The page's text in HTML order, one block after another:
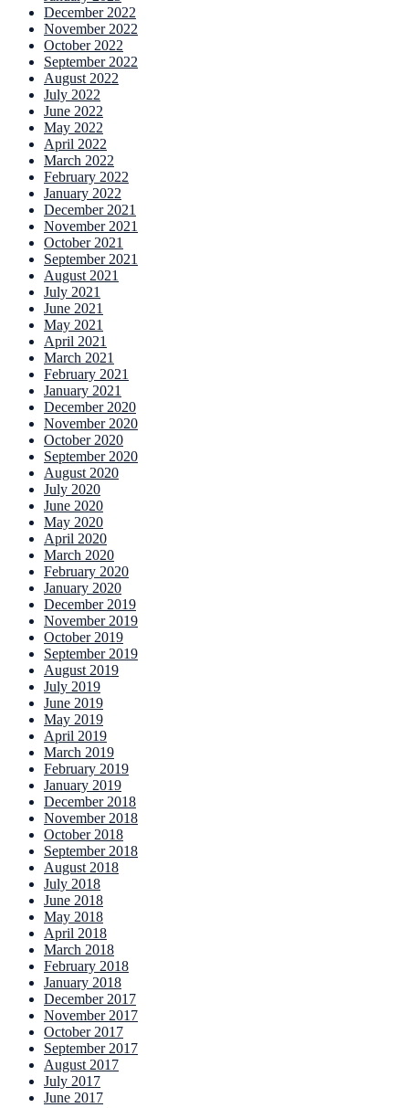
December 2022
November 2022
October 2022
September 2022
August 2022
July 2022
June 2022
May 2022
April 2022
March 2022
February 2022
January 2022
December 2021
November 2021
October 2021
September 2021
August 2021
July 2021
June 2021
May 2021
April 2021
March 2021
February 2021
January 2021
December 2020
November 2020
October 2020
September 2020
August 2020
July 2020
June 2020
May 2020
April 2020
March 2020
February 2020
January 2020
December 2019
November 2019
October 2019
September 2019
August 2019
July 2019
June 2019
May 2019
April 2019
March 2019
February 2019
January 2019
December 2018
November 2018
October 2018
September 2018
August 2018
July 2018
June 2018
May 2018
April 2018
March 2018
February 2018
January 2018
December 2017
November 2017
October 2017
September 2017
August 2017
July 2017
June 2017